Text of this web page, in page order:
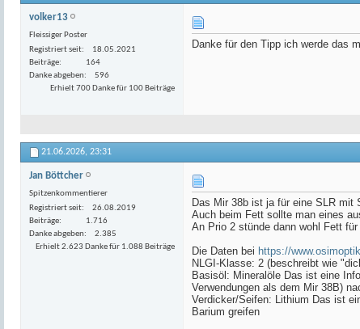
volker13
Fleissiger Poster
Registriert seit
18.05.2021
Beiträge
164
Danke abgeben
596
Erhielt 700 Danke für 100 Beiträge
Danke für den Tipp ich werde das
21.06.2026, 23:31
Jan Böttcher
Spitzenkommentierer
Registriert seit
26.08.2019
Beiträge
1.716
Danke abgeben
2.385
Erhielt 2.623 Danke für 1.088 Beiträge
Das Mir 38b ist ja für eine SLR mit
Auch beim Fett sollte man eines
An Prio 2 stünde dann wohl Fett
Die Daten bei https://
NLGI-Klasse: 2 (beschreibt wie
Basisöl: Mineralöle Das ist eine
Verwendungen als dem Mir 38B)
Verdicker/Seifen: Lithium Das ist
Barium greifen